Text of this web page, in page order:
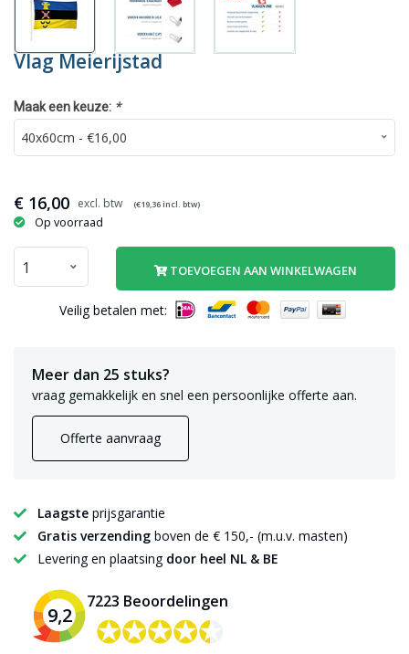
Vlag Meierijstad
Maak een keuze: *
€ 16,00 (€19,36incl. btw)
Op voorraad
TOEVOEGEN AAN WINKELWAGEN
Veilig betalen met:
Meer dan 25 stuks?
vraag gemakkelijk en snel een persoonlijke offerte aan.
Offerte aanvraag
Laagste prijsgarantie
Gratis verzending boven de € 150,- (m.u.v. masten)
Levering en plaatsing door heel NL & BE
9,2
7223 Beoordelingen
✪✪✪✪✪
✪✪✪✪✪